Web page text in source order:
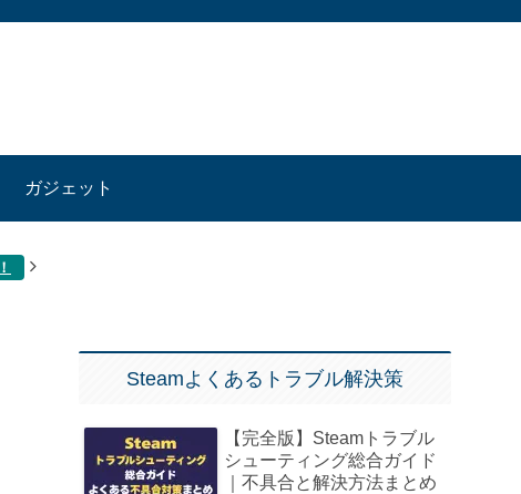
ガジェット
Steamよくあるトラブル解決策
【完全版】Steamトラブル
シューティング総合ガイド
｜不具合と解決方法まとめ